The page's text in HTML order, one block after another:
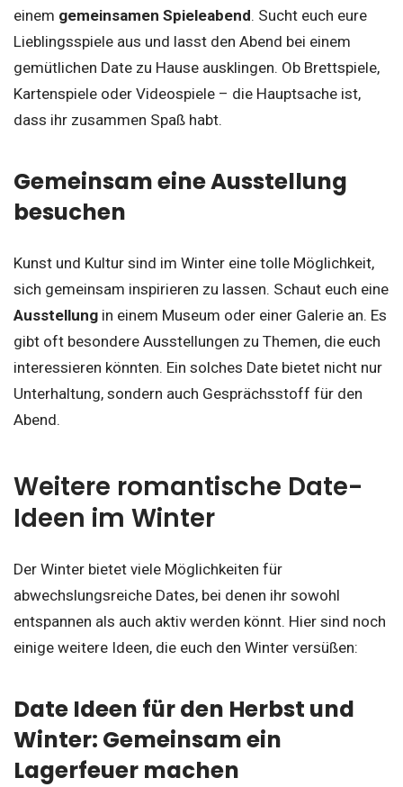
einem gemeinsamen Spieleabend. Sucht euch eure
Lieblingsspiele aus und lasst den Abend bei einem
gemütlichen Date zu Hause ausklingen. Ob Brettspiele,
Kartenspiele oder Videospiele – die Hauptsache ist,
dass ihr zusammen Spaß habt.
Gemeinsam eine Ausstellung
besuchen
Kunst und Kultur sind im Winter eine tolle Möglichkeit,
sich gemeinsam inspirieren zu lassen. Schaut euch eine
Ausstellung in einem Museum oder einer Galerie an. Es
gibt oft besondere Ausstellungen zu Themen, die euch
interessieren könnten. Ein solches Date bietet nicht nur
Unterhaltung, sondern auch Gesprächsstoff für den
Abend.
Weitere romantische Date-
Ideen im Winter
Der Winter bietet viele Möglichkeiten für
abwechslungsreiche Dates, bei denen ihr sowohl
entspannen als auch aktiv werden könnt. Hier sind noch
einige weitere Ideen, die euch den Winter versüßen:
Date Ideen für den Herbst und
Winter: Gemeinsam ein
Lagerfeuer machen